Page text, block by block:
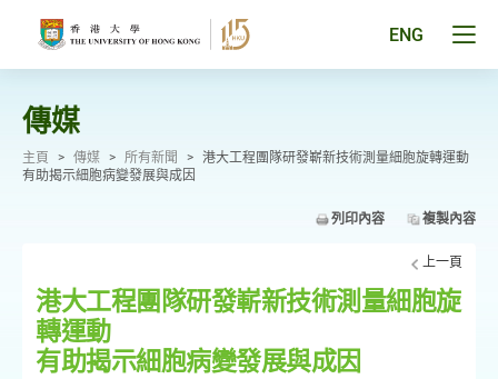
ENG
傳媒
主頁 > 傳媒 > 所有新聞 > 港大工程團隊研發嶄新技術測量細胞旋轉運動
有助揭示細胞病變發展與成因
列印內容 複製內容
上一頁
港大工程團隊研發嶄新技術測量細胞旋
轉運動
有助揭示細胞病變發展與成因